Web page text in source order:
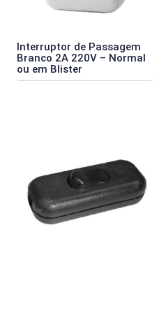
Interruptor de Passagem
Branco 2A 220V – Normal
ou em Blister